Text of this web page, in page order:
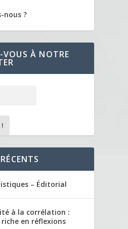
nous ?
À NOTRE
– Éditorial
à la corrélation :
en réflexions